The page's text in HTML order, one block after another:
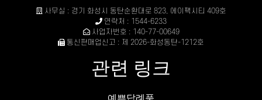
사무실 : 경기 화성시 동탄순환대로 823, 에이팩시티 409호
연락처 : 1544-6233
사업자번호 : 140-77-00649
통신판매업신고 : 제 2026-화성동탄-1212호
관련 링크